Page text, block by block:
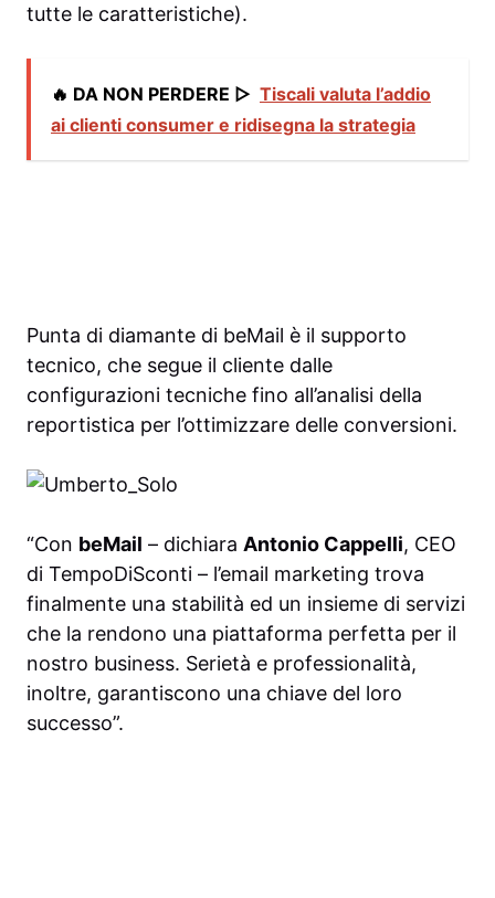
tutte le caratteristiche).
🔥 DA NON PERDERE ▷ Tiscali valuta l’addio
ai clienti consumer e ridisegna la strategia
Punta di diamante di beMail è il supporto
tecnico, che segue il cliente dalle
configurazioni tecniche fino all’analisi della
reportistica per l’ottimizzare delle conversioni.
“Con beMail – dichiara Antonio Cappelli, CEO
di TempoDiSconti – l’email marketing trova
finalmente una stabilità ed un insieme di servizi
che la rendono una piattaforma perfetta per il
nostro business. Serietà e professionalità,
inoltre, garantiscono una chiave del loro
successo”.